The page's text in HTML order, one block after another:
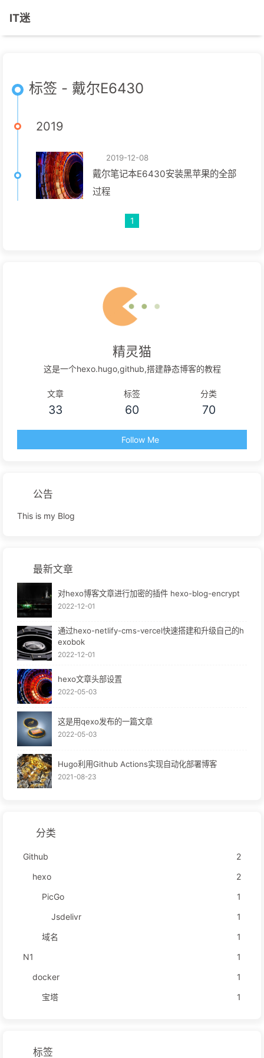
IT迷
标签 - 戴尔E6430
2019
2019-12-08
戴尔笔记本E6430安装黑苹果的全部
过程
1
精灵猫
这是一个hexo.hugo,github,搭建静态博客的教程
文章
33
标签
60
分类
70
Follow Me
公告
This is my Blog
最新文章
对hexo博客文章进行加密的插件 hexo-blog-encrypt
2022-12-01
通过hexo-netlify-cms-vercel快速搭建和升级自己的h
exobok
2022-12-01
hexo文章头部设置
2022-05-03
这是用qexo发布的一篇文章
2022-05-03
Hugo利用Github Actions实现自动化部署博客
2021-08-23
分类
Github
2
hexo
2
PicGo
1
Jsdelivr
1
域名
1
N1
1
docker
1
宝塔
1
标签